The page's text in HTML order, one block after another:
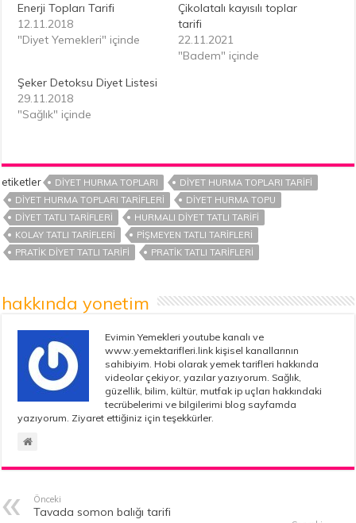
Enerji Topları Tarifi
12.11.2018
"Diyet Yemekleri" içinde
Çikolatalı kayısılı toplar
tarifi
22.11.2021
"Badem" içinde
Şeker Detoksu Diyet Listesi
29.11.2018
"Sağlık" içinde
etiketler DIYET HURMA TOPLARI
DIYET HURMA TOPLARI TARIFI
DIYET HURMA TOPLARI TARIFLERI
DIYET HURMA TOPU
DIYET TATLI TARIFLERI
HURMALI DIYET TATLI TARIFI
KOLAY TATLI TARIFLERI
PIŞMEYEN TATLI TARIFLERI
PRATIK DIYET TATLI TARIFI
PRATIK TATLI TARIFLERI
hakkında yonetim
Evimin Yemekleri youtube kanalı ve
www.yemektarifleri.link kişisel kanallarının
sahibiyim. Hobi olarak yemek tarifleri hakkında
videolar çekiyor, yazılar yazıyorum. Sağlık,
güzellik, bilim, kültür, mutfak ip uçları hakkındaki
tecrübelerimi ve bilgilerimi blog sayfamda
yazıyorum. Ziyaret ettiğiniz için teşekkürler.
Önceki
Tavada somon balığı tarifi